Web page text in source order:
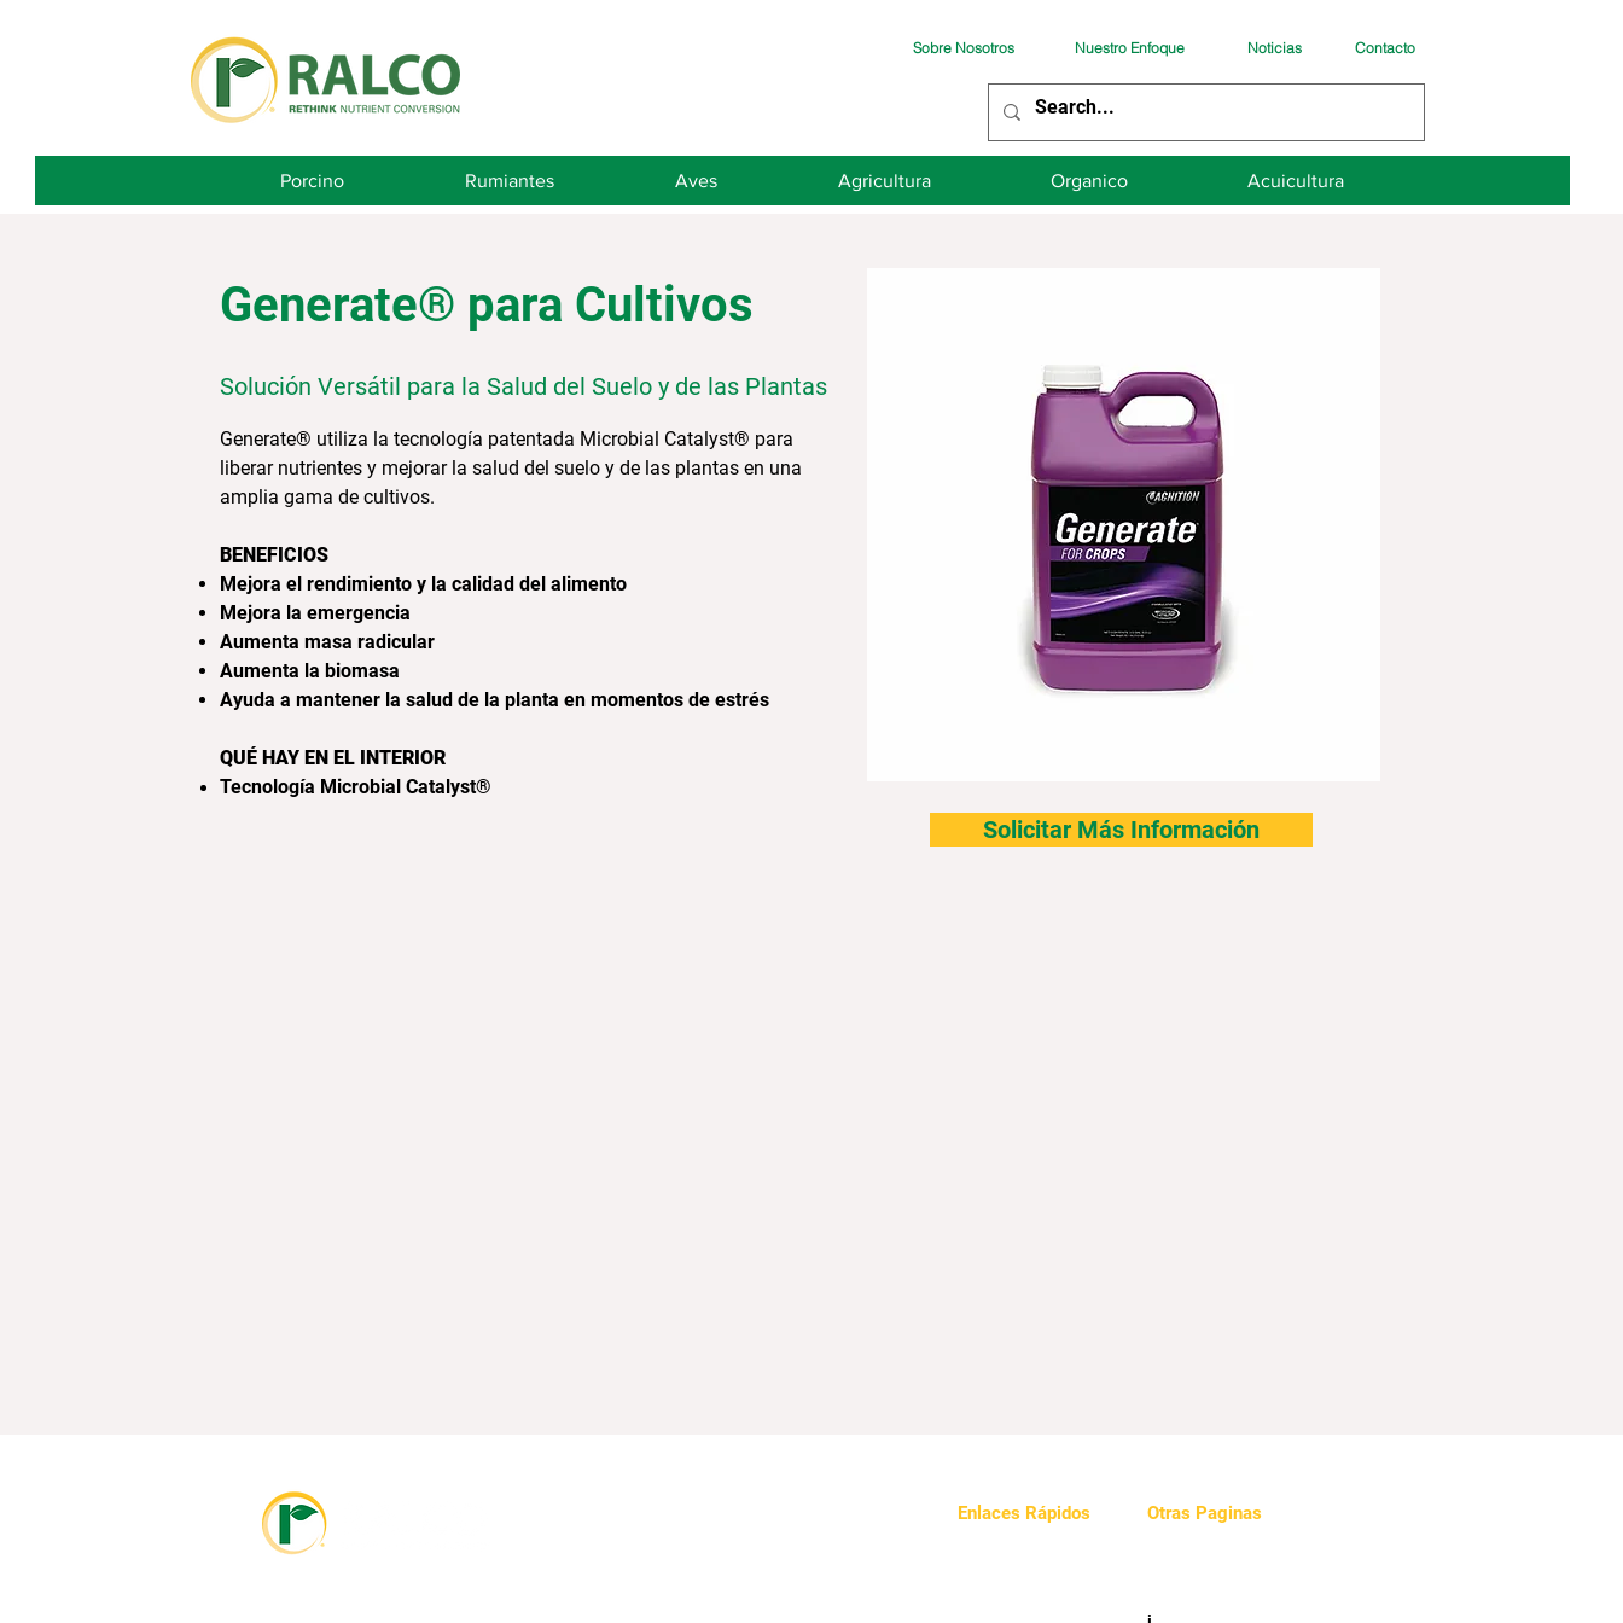
Sobre Nosotros Nuestro Enfoque Noticias Contacto
Porcino Rumiantes Aves Agricultura Organico Acuicultura
Generate® para Cultivos
Solución Versátil para la Salud del Suelo y de las Plantas
Generate® utiliza la tecnología patentada Microbial Catalyst® para
liberar nutrientes y mejorar la salud del suelo y de las plantas en una
amplia gama de cultivos.
BENEFICIOS
Mejora el rendimiento y la calidad del alimento
Mejora la emergencia
Aumenta masa radicular
Aumenta la biomasa
Ayuda a mantener la salud de la planta en momentos de estrés
QUÉ HAY EN EL INTERIOR
Tecnología Microbial Catalyst®
Solicitar Más Información
Enlaces Rápidos Otras Paginas